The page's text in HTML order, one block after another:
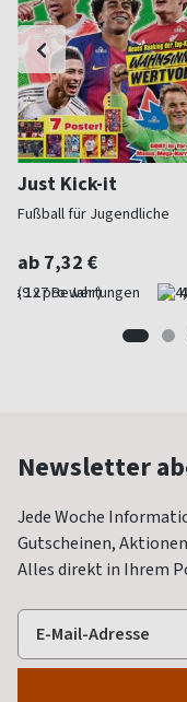
Just Kick-it
Fußball für Jugendliche
ab 7,32 €
(9 x pro Jahr)
Newsletter
Jede Woche
Gutscheinen,
Alles direkt in Ihrem